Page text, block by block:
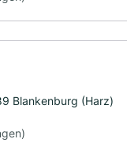
Blankenburg (Harz)